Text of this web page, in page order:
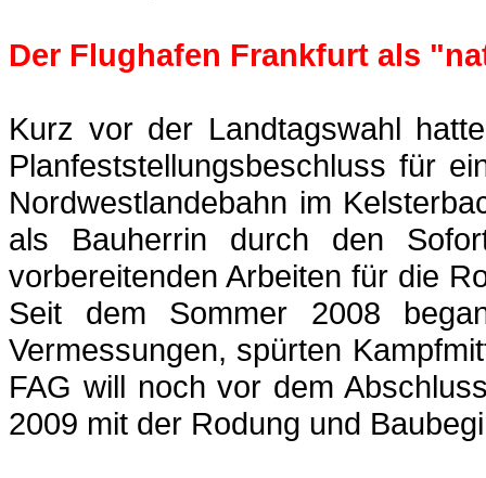
Der Flughafen Frankfurt als
Kurz vor der Landtagswahl
Planfeststellungsbeschluss für
Nordwestlandebahn im
als Bauherrin durch den
vorbereitenden Arbeiten für die
Seit dem Sommer 2008
Vermessungen, spürten
FAG will noch vor dem
2009 mit der Rodung und